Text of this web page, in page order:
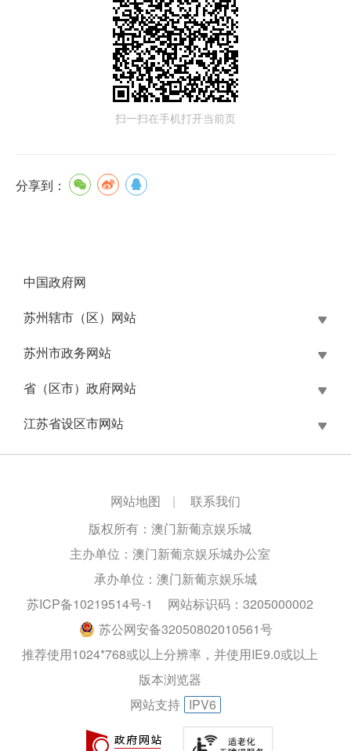
扫一扫在手机打开当前页
分享到：
中国政府网
苏州辖市（区）网站
苏州市政务网站
省（区市）政府网站
江苏省设区市网站
网站地图 |
联系我们
版权所有：澳门新葡京娱乐城
主办单位：澳门新葡京娱乐城办公室
承办单位：澳门新葡京娱乐城
苏ICP备10219514号-1
网站标识码：3205000002
苏公网安备32050802010561号
推荐使用1024*768或以上分辨率，并使用IE9.0或以上
版本浏览器
网站支持 IPV6